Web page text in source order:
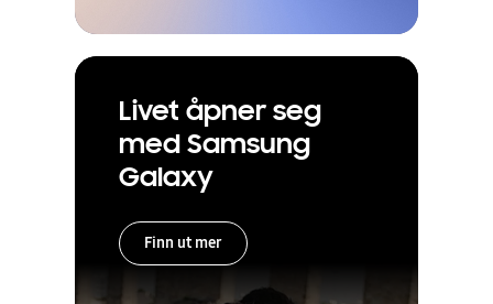
Livet åpner seg
med Samsung
Galaxy
Finn ut mer